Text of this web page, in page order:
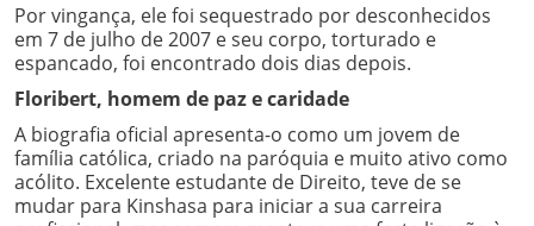
Por vingança, ele foi sequestrado por desconhecidos
em 7 de julho de 2007 e seu corpo, torturado e
espancado, foi encontrado dois dias depois.
Floribert, homem de paz e caridade
A biografia oficial apresenta-o como um jovem de
família católica, criado na paróquia e muito ativo como
acólito. Excelente estudante de Direito, teve de se
mudar para Kinshasa para iniciar a sua carreira